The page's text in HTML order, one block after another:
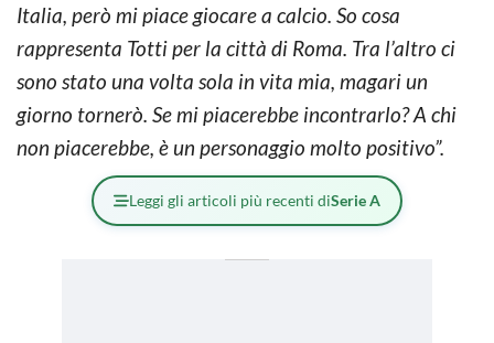
Italia, però mi piace giocare a calcio. So cosa
rappresenta Totti per la città di Roma. Tra l’altro ci
sono stato una volta sola in vita mia, magari un
giorno tornerò. Se mi piacerebbe incontrarlo? A chi
non piacerebbe, è un personaggio molto positivo”.
Leggi gli articoli più recenti diSerie A